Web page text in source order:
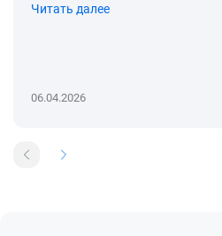
Читать далее
06.04.2026